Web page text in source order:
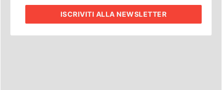
ISCRIVITI ALLA NEWSLETTER